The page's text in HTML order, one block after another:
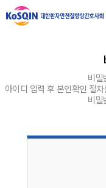
비밀
아이디 입력 후 본인확인 절
비밀